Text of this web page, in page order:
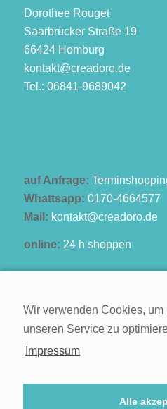
Dorothee Rouget
Saarbrücker Straße 19
66424 Homburg
kontakt@creadoro.de
Tel.: 06841-9689042
auf Anfrage:
Whattsapp: 0170-4664577
Mail: kontakt@creadoro.de
online: 24 h shoppen
Widerruf
Wir verwenden Cookies, um
unseren Service zu
Impressum
Alle